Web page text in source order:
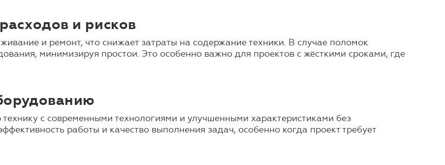
и рисков
и ремонт, что снижает затраты на содержание техники. В случае поломок
минимизируя простои. Это особенно важно для проектов с жёсткими сроками, где
с современными технологиями и улучшенными характеристиками без
работы и качество выполнения задач, особенно когда проект требует